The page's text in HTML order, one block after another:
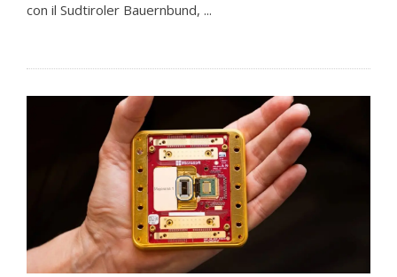
con il Sudtiroler Bauernbund, ...